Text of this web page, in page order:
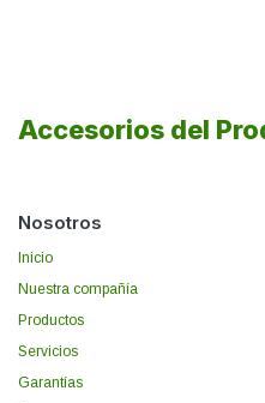
Accesorios del
Nosotros
Inicio
Nuestra compañía
Productos
Servicios
Garantías